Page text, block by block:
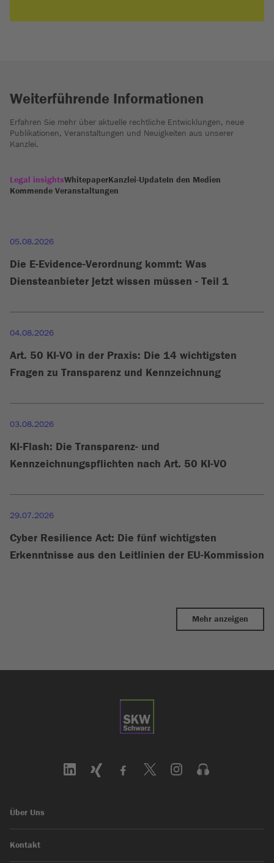
Weiterführende Informationen
Erfahren Sie mehr über aktuelle rechtliche Entwicklungen, neue
Publikationen, Veranstaltungen und Neuigkeiten aus unserer
Kanzlei.
Legal insightsWhitepaperKanzlei-UpdateIn den Medien
Kommende Veranstaltungen
05.08.2026
Die E-Evidence-Verordnung kommt: Was
Diensteanbieter jetzt wissen müssen - Teil 1
04.08.2026
Art. 50 KI-VO in der Praxis: Die 14 wichtigsten
Fragen zu Transparenz und Kennzeichnung
03.08.2026
KI-Flash: Die Transparenz- und
Kennzeichnungspflichten nach Art. 50 KI-VO
29.07.2026
Cyber Resilience Act: Die fünf wichtigsten
Erkenntnisse aus den Leitlinien der EU-Kommission
Mehr anzeigen
Über Uns
Kontakt